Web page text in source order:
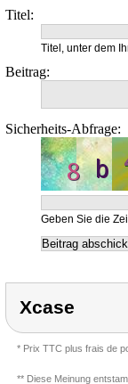
Titel:
Titel, unter dem
Beitrag:
Sicherheits-Abfrage:
Geben Sie die
Xcase
* Prix TTC plus frais de
** Diese Meinung